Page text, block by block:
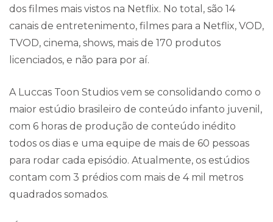
dos filmes mais vistos na Netflix. No total, são 14
canais de entretenimento, filmes para a Netflix, VOD,
TVOD, cinema, shows, mais de 170 produtos
licenciados, e não para por aí.
A Luccas Toon Studios vem se consolidando como o
maior estúdio brasileiro de conteúdo infanto juvenil,
com 6 horas de produção de conteúdo inédito
todos os dias e uma equipe de mais de 60 pessoas
para rodar cada episódio. Atualmente, os estúdios
contam com 3 prédios com mais de 4 mil metros
quadrados somados.